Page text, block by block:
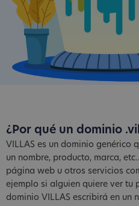
¿Por qué un dominio
VILLAS es un dominio genérico
un nombre, producto, marca,
página web u otros servicios
ejemplo si alguien quiere ver tu
dominio VILLAS escribirá en un